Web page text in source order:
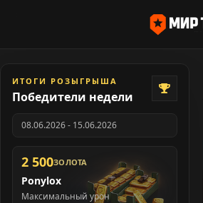
ИТОГИ РОЗЫГРЫША
Победители недели
08.06.2026 - 15.06.2026
2 500ЗОЛОТА
Ponylox
Максимальный урон